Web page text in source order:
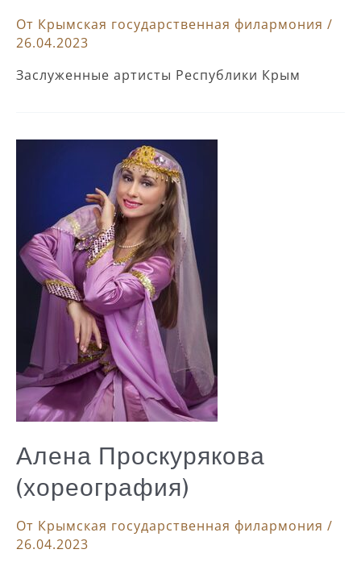
От Крымская государственная филармония /
26.04.2023
Заслуженные артисты Республики Крым
Алена Проскурякова
(хореография)
От Крымская государственная филармония /
26.04.2023